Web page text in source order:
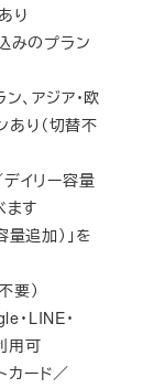
り
みのプラン
、アジア・欧
あり（切替不
イリー容量
ます
追加）」を
要）
・LINE・
用可
カード／